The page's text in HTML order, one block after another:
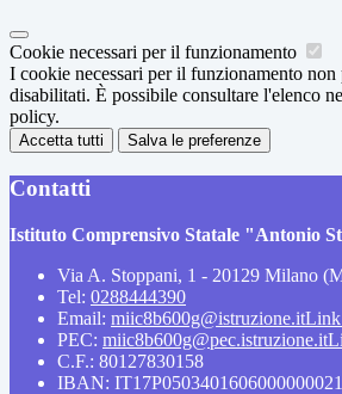
Cookie necessari per il funzionamento
I cookie necessari per il funzionamento non
disabilitati. È possibile consultare l'elenco
policy.
Accetta tutti Salva le preferenze
Contatti
Istituto Comprensivo Statale "Antonio
Via A. Stoppani, 1 - 20129 Milano
Tel: 0288444390
Email: miic8b600g@istruzione.itLink
PEC: miic8b600g@pec.istruzione.it
C.F.: 80127830158
IBAN: